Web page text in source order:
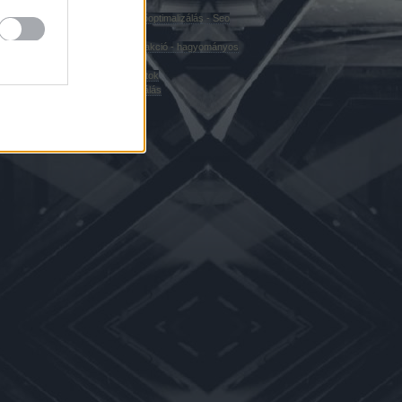
Google keresőoptimalizálás - Seo
Posztmodern akció - hagyományos
Vendégmondatok
Virtuális dedikálás
- SEO